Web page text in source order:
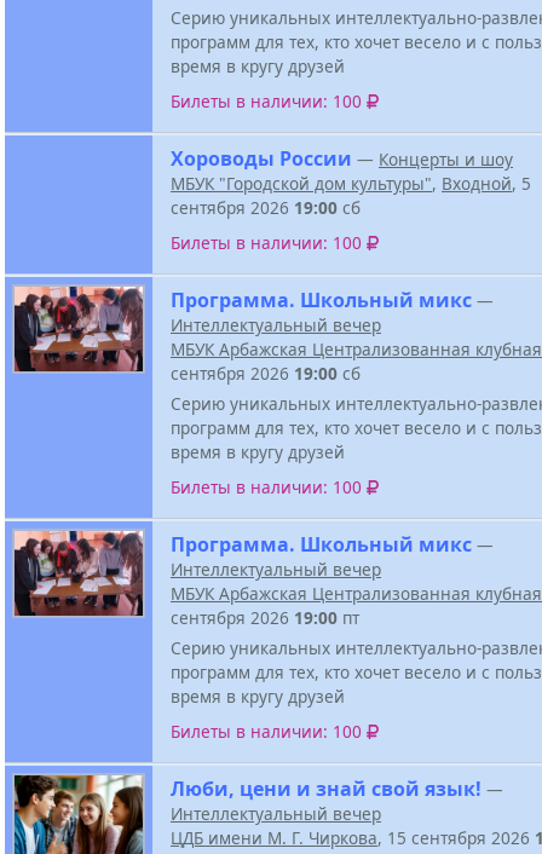
Серию уникальных интеллектуально-
программ для тех, кто хочет весело и с
время в кругу друзей
Билеты в наличии: 100
Хороводы России — Концерты и шоу
МБУК "Городской дом культуры", Входной, 5
сентября 2026 19:00 сб
Билеты в наличии: 100
Программа. Школьный микс —
Интеллектуальный вечер
МБУК Арбажская Централизованная
сентября 2026 19:00 сб
Серию уникальных интеллектуально-
программ для тех, кто хочет весело и с
время в кругу друзей
Билеты в наличии: 100
Программа. Школьный микс —
Интеллектуальный вечер
МБУК Арбажская Централизованная
сентября 2026 19:00 пт
Серию уникальных интеллектуально-
программ для тех, кто хочет весело и с
время в кругу друзей
Билеты в наличии: 100
Люби, цени и знай свой язык! —
Интеллектуальный вечер
ЦДБ имени М. Г. Чиркова, 15 сентября 2026